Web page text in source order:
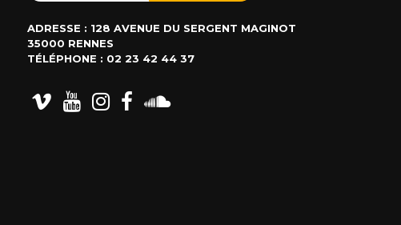
ADRESSE : 128 AVENUE DU SERGENT MAGINOT
35000 RENNES
TÉLÉPHONE : 02 23 42 44 37